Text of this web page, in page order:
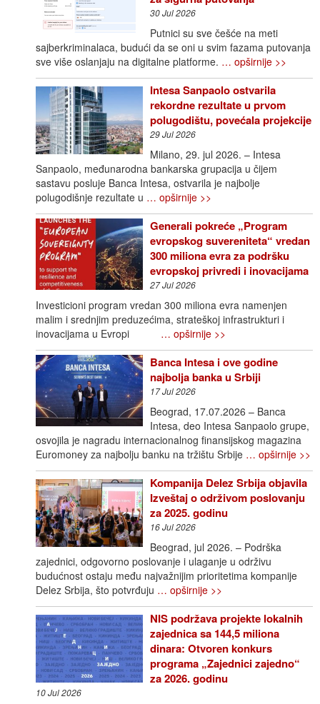
30 Jul 2026
Putnici su sve češće na meti
sajberkriminalaca, budući da se oni u svim fazama putovanja
sve više oslanjaju na digitalne platforme. … opširnije >>
Intesa Sanpaolo ostvarila
rekordne rezultate u prvom
polugodištu, povećala projekcije
29 Jul 2026
Milano, 29. jul 2026. – Intesa
Sanpaolo, međunarodna bankarska grupacija u čijem
sastavu posluje Banca Intesa, ostvarila je najbolje
polugodišnje rezultate u … opširnije >>
Generali pokreće „Program
evropskog suvereniteta“ vredan
300 miliona evra za podršku
evropskoj privredi i inovacijama
27 Jul 2026
Investicioni program vredan 300 miliona evra namenjen
malim i srednjim preduzećima, strateškoj infrastrukturi i
inovacijama u Evropi … opširnije >>
Banca Intesa i ove godine
najbolja banka u Srbiji
17 Jul 2026
Beograd, 17.07.2026 – Banca
Intesa, deo Intesa Sanpaolo grupe,
osvojila je nagradu internacionalnog finansijskog magazina
Euromoney za najbolju banku na tržištu Srbije … opširnije >>
Kompanija Delez Srbija objavila
Izveštaj o održivom poslovanju
za 2025. godinu
16 Jul 2026
Beograd, jul 2026. – Podrška
zajednici, odgovorno poslovanje i ulaganje u održivu
budućnost ostaju među najvažnijim prioritetima kompanije
Delez Srbija, što potvrđuju … opširnije >>
NIS podržava projekte lokalnih
zajednica sa 144,5 miliona
dinara: Otvoren konkurs
programa „Zajednici zajedno“
za 2026. godinu
10 Jul 2026